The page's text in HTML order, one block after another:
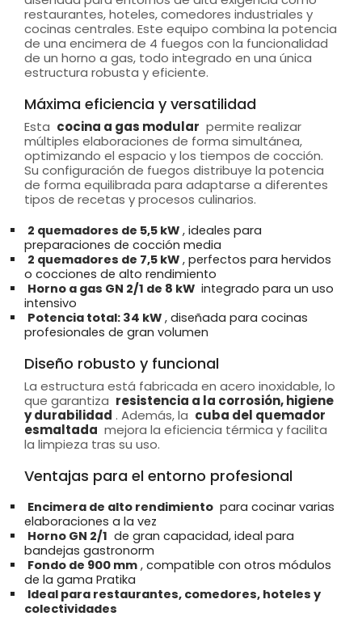
restaurantes, hoteles, comedores industriales y
cocinas centrales. Este equipo combina la potencia
de una encimera de 4 fuegos con la funcionalidad
de un horno a gas, todo integrado en una única
estructura robusta y eficiente.
Máxima eficiencia y versatilidad
Esta cocina a gas modular permite realizar
múltiples elaboraciones de forma simultánea,
optimizando el espacio y los tiempos de cocción.
Su configuración de fuegos distribuye la potencia
de forma equilibrada para adaptarse a diferentes
tipos de recetas y procesos culinarios.
2 quemadores de 5,5 kW , ideales para
preparaciones de cocción media
2 quemadores de 7,5 kW , perfectos para hervidos
o cocciones de alto rendimiento
Horno a gas GN 2/1 de 8 kW integrado para un uso
intensivo
Potencia total: 34 kW , diseñada para cocinas
profesionales de gran volumen
Diseño robusto y funcional
La estructura está fabricada en acero inoxidable, lo
que garantiza resistencia a la corrosión, higiene
y durabilidad . Además, la cuba del quemador
esmaltada mejora la eficiencia térmica y facilita
la limpieza tras su uso.
Ventajas para el entorno profesional
Encimera de alto rendimiento para cocinar varias
elaboraciones a la vez
Horno GN 2/1 de gran capacidad, ideal para
bandejas gastronorm
Fondo de 900 mm , compatible con otros módulos
de la gama Pratika
Ideal para restaurantes, comedores, hoteles y
colectividades